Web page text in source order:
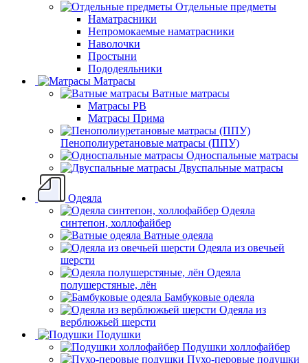
Отдельные предметы
Наматрасники
Непромокаемые наматрасники
Наволочки
Простыни
Пододеяльники
Матрасы
Ватные матрасы
Матрасы РВ
Матрасы Прима
Пенополиуретановые матрасы (ППУ)
Односпальные матрасы
Двуспальные матрасы
Одеяла
Одеяла
синтепон, холлофайбер
Ватные одеяла
Одеяла из овечьей
шерсти
Одеяла
полушерстяные, лён
Бамбуковые одеяла
Одеяла из
верблюжьей шерсти
Подушки
Подушки холлофайбер
Пухо-перовые подушки